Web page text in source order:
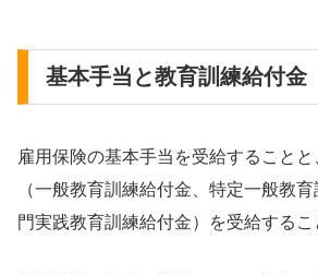
基本手当と教育訓練給付金
雇用保険の基本手当を受給することと
（一般教育訓練給付金、特定一般教
門実践教育訓練給付金）を受給するこ